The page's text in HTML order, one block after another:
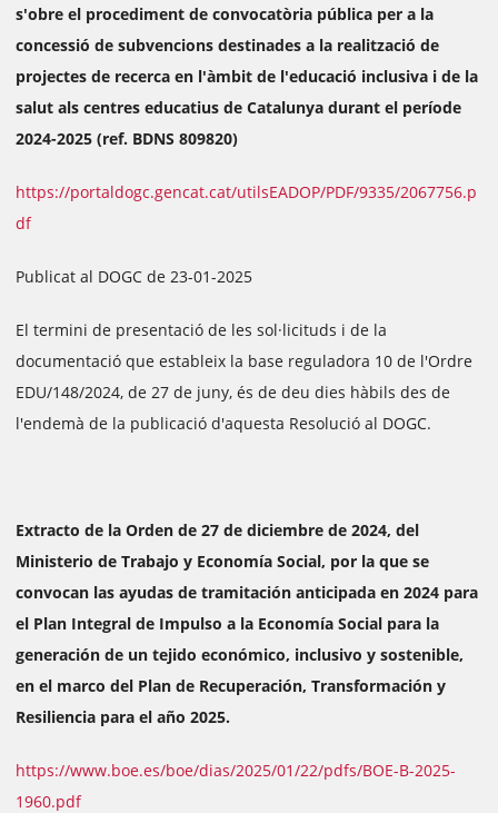
s'obre el procediment de convocatòria pública per a la
concessió de subvencions destinades a la realització de
projectes de recerca en l'àmbit de l'educació inclusiva i de la
salut als centres educatius de Catalunya durant el període
2024-2025 (ref. BDNS 809820)
https://portaldogc.gencat.cat/utilsEADOP/PDF/9335/2067756.p
df
Publicat al DOGC de 23-01-2025
El termini de presentació de les sol·licituds i de la
documentació que estableix la base reguladora 10 de l'Ordre
EDU/148/2024, de 27 de juny, és de deu dies hàbils des de
l'endemà de la publicació d'aquesta Resolució al DOGC.
Extracto de la Orden de 27 de diciembre de 2024, del
Ministerio de Trabajo y Economía Social, por la que se
convocan las ayudas de tramitación anticipada en 2024 para
el Plan Integral de Impulso a la Economía Social para la
generación de un tejido económico, inclusivo y sostenible,
en el marco del Plan de Recuperación, Transformación y
Resiliencia para el año 2025.
https://www.boe.es/boe/dias/2025/01/22/pdfs/BOE-B-2025-
1960.pdf